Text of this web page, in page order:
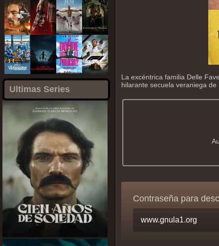
Ultimas Series
La excéntrica familia Delle
hilarante secuela veraniega de
Contraseña para